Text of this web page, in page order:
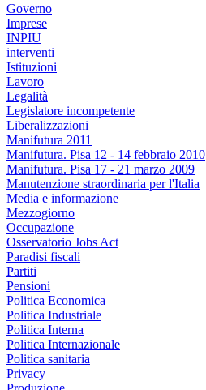
Governo
Imprese
INPIU
interventi
Istituzioni
Lavoro
Legalità
Legislatore incompetente
Liberalizzazioni
Manifutura 2011
Manifutura. Pisa 12 - 14 febbraio 2010
Manifutura. Pisa 17 - 21 marzo 2009
Manutenzione straordinaria per l'Italia
Media e informazione
Mezzogiorno
Occupazione
Osservatorio Jobs Act
Paradisi fiscali
Partiti
Pensioni
Politica Economica
Politica Industriale
Politica Interna
Politica Internazionale
Politica sanitaria
Privacy